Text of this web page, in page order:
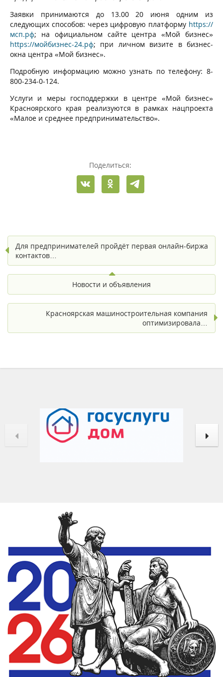
Заявки принимаются до 13.00 20 июня одним из
следующих способов: через цифровую платформу https://
мсп.рф; на официальном сайте центра «Мой бизнес»
https://мойбизнес-24.рф; при личном визите в бизнес-
окна центра «Мой бизнес».
Подробную информацию можно узнать по телефону: 8-
800-234-0-124.
Услуги и меры господдержки в центре «Мой бизнес»
Красноярского края реализуются в рамках нацпроекта
«Малое и среднее предпринимательство».
Поделиться:
Для предпринимателей пройдёт первая онлайн-биржа
контактов…
Новости и объявления
Красноярская машиностроительная компания
оптимизировала…